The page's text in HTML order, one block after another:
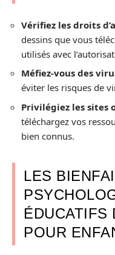
Vérifiez les droits
dessins que vous
utilisés avec
Méfiez-vous des
éviter les risques de
Privilégiez les sites
téléchargez vos
bien connus.
LES
ÉDUCATIFS
POUR